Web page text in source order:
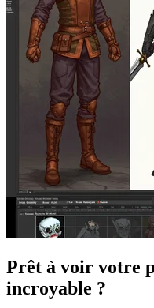
Prêt à voir votre
incroyable ?